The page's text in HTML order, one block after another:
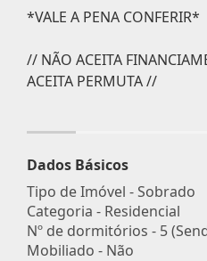
*VALE A PENA CONFERIR*
// NÃO ACEITA
ACEITA PERMUTA //
Dados Básicos
Tipo de Imóvel - Sobrado
Categoria - Residencial
Nº de dormitórios - 5
Mobiliado - Não